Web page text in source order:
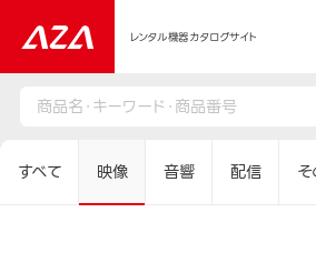
レンタル機器カタログサイト
すべて 映像 音響 配信